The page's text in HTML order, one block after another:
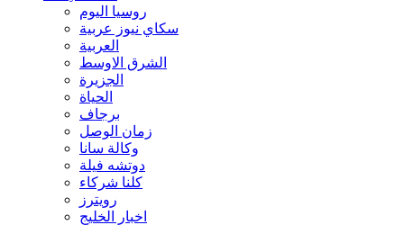
روسیا الیوم
سكاي نيوز عربية
العربية
الشرق الاوسط
الجزيرة
الحیاة
برجاف
زمان الوصل
وکالة سانا
دوتشه فیلة
کلنا شرکاء
رويترز
اخبار الخلیج